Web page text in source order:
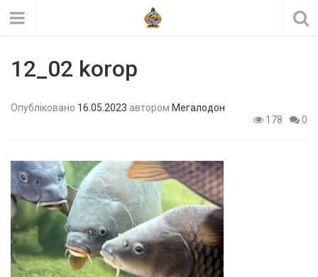
12_02 korop
Опубліковано 16.05.2023 автором Мегалодон
178
0